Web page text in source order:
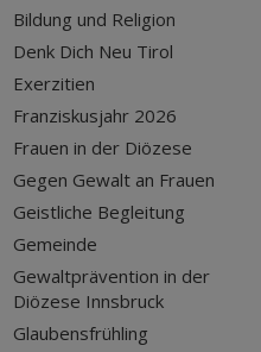
Bildung und Religion
Denk Dich Neu Tirol
Exerzitien
Franziskusjahr 2026
Frauen in der Diözese
Gegen Gewalt an Frauen
Geistliche Begleitung
Gemeinde
Gewaltprävention in der
Diözese Innsbruck
Glaubensfrühling